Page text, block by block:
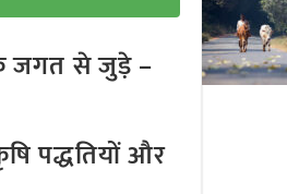
जगत से जुड़े –
पद्धतियों और